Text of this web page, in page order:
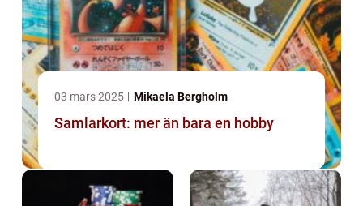
03 mars 2025 Mikaela Bergholm
Samlarkort: mer än bara en hobby